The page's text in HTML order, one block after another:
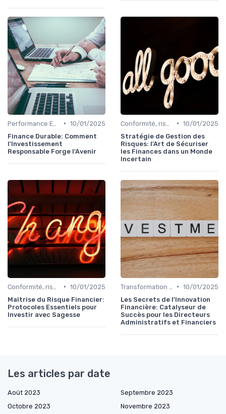
• 10/01/2025
Finance Durable: Comment
l'Investissement
Responsable Forge l'Avenir
• 10/01/2025
Stratégie de Gestion des
Risques: l'Art de Sécuriser
les Finances dans un Monde
Incertain
• 10/01/2025
Maîtrise du Risque Financier:
Protocoles Essentiels pour
Investir avec Sagesse
• 10/01/2025
Les Secrets de l'Innovation
Financière: Catalyseur de
Succès pour les Directeurs
Administratifs et Financiers
Les articles par date
Août 2023
Septembre 2023
Octobre 2023
Novembre 2023